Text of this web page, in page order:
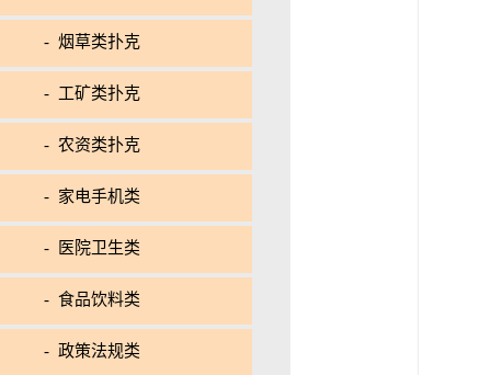
- 烟草类扑克
- 工矿类扑克
- 农资类扑克
- 家电手机类
- 医院卫生类
- 食品饮料类
- 政策法规类